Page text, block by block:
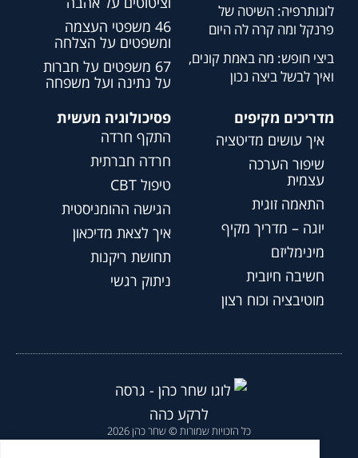
לוגותרפיה: השיטה של
פרנקל ומה קרה לה היום
ביצי חופש: מה באמת קונים,
ואיך לבשל ביצה נכון
46 משפטי העצמה
ומשפטים על הצלחה
67 משפטים על חברות
על נתינה ועל משפחה
מדריכים מקיפים
איך עושים מדיטציה
שיפור הערכה
עצמית
התאמה זוגית
יוגה – מדריך מקיף
מינימליזם
חשיבה חיובית
מוטיבציה וכוח רצון
פסיכולוגיה מעשית
התקף חרדה
חרדה חברתית
טיפול CBT
הגישה ההומניסטית
איך לצאת מדיכאון
תחושת ריקנות
ניתוק רגשי
כל הזכויות שמורות © שחר כהן 2026